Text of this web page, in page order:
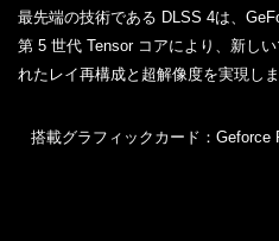
最先端の技術である DLSS 4は、
第 5 世代 Tensor コアにより、新し
れたレイ再構成と超解像度を実現しま
搭載グラフィックカード：